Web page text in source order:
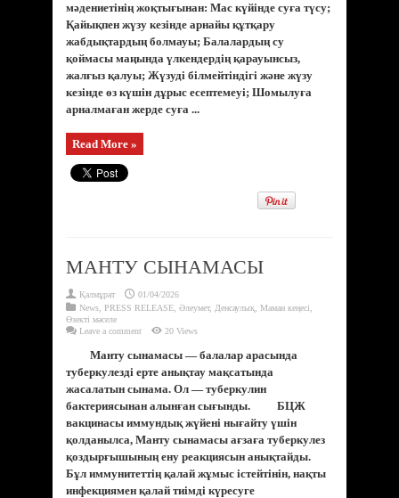
мәдениетінің жоқтығынан: Мас күйінде суға түсу;
Қайықпен жүзу кезінде арнайы құтқару
жабдықтардың болмауы; Балалардың су
қоймасы маңында үлкендердің қарауынсыз,
жалғыз қалуы; Жүзуді білмейтіндігі және жүзу
кезінде өз күшін дұрыс есептемеуі; Шомылуға
арналмаған жерде суға ...
Read More »
МАНТУ СЫНАМАСЫ
Қалмұрат
01/04/2026
News PRESS RELEASE Әлеумет, Денсаулық Маман кеңесі
Өзекті мәселе
Leave a comment
20 Views
Манту сынамасы — балалар арасында
туберкулезді ерте анықтау мақсатында
жасалатын сынама. Ол — туберкулин
бактериясынан алынған сығынды. БЦЖ
вакцинасы иммундық жүйені нығайту үшін
қолданылса, Манту сынамасы ағзаға туберкулез
қоздырғышының ену реакциясын анықтайды.
Бұл иммунитеттің қалай жұмыс істейтінін, нақты
инфекциямен қалай тиімді күресуге